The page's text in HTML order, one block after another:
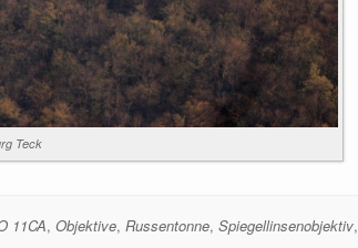
Teck
11CA, Objektive, Russentonne, Spiegellinsenobjektiv,